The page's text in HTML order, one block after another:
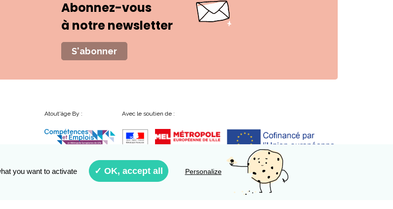
Abonnez-vous
à notre newsletter
S'abonner
Atout'âge By : Avec le soutien de :
Accessibilité
you want to activate ✓ OK, accept all Personalize